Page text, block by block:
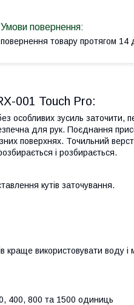
повернення товару протягом 14
001 Touch Pro:
особливих зусиль заточити,
для рук. Поєднання
поверхнях. Точильний
і розбирається.
кутів заточування.
краще використовувати воду і
400, 800 та 1500 одиниць